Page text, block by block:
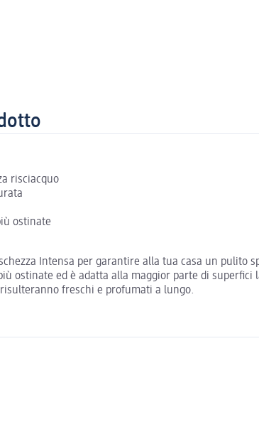
risciacquo
ostinate
Intensa per garantire alla tua casa un
ostinate ed è adatta alla maggior parte di
freschi e profumati a lungo.